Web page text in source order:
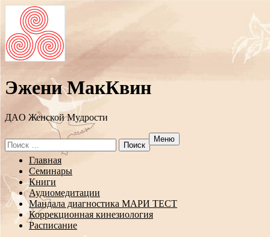
Эжени МакКвин
ДAO Женской Мудрости
Search
for:
Меню
Перейти
содержанию
Главная
Семинары
Книги
Аудиомедитации
Мандала диагностика МАРИ ТЕСТ
Коррекционная кинезиология
Расписание